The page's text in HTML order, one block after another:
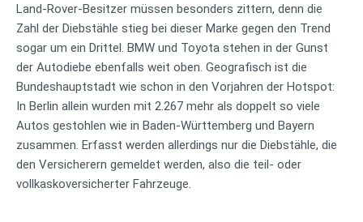
Land-Rover-Besitzer müssen besonders zittern, denn die
Zahl der Diebstähle stieg bei dieser Marke gegen den Trend
sogar um ein Drittel. BMW und Toyota stehen in der Gunst
der Autodiebe ebenfalls weit oben. Geografisch ist die
Bundeshauptstadt wie schon in den Vorjahren der Hotspot:
In Berlin allein wurden mit 2.267 mehr als doppelt so viele
Autos gestohlen wie in Baden-Württemberg und Bayern
zusammen. Erfasst werden allerdings nur die Diebstähle, die
den Versicherern gemeldet werden, also die teil- oder
vollkaskoversicherter Fahrzeuge.